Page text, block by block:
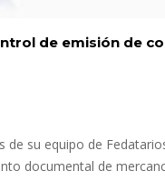
de emisión de
de su equipo de
documental de